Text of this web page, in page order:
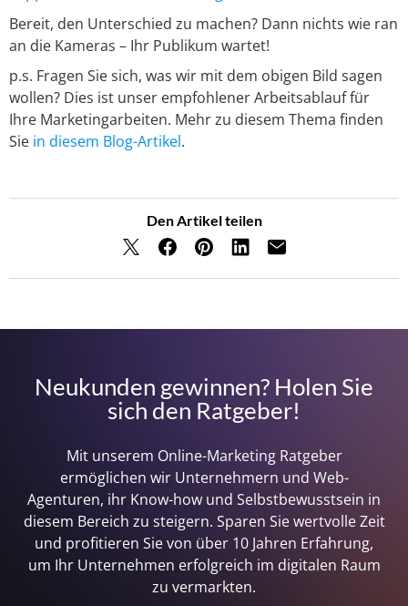
Bereit, den Unterschied zu machen? Dann nichts wie ran
an die Kameras – Ihr Publikum wartet!
p.s. Fragen Sie sich, was wir mit dem obigen Bild sagen
wollen? Dies ist unser empfohlener Arbeitsablauf für
Ihre Marketingarbeiten. Mehr zu diesem Thema finden
Sie in diesem Blog-Artikel.
Den Artikel teilen
Neukunden gewinnen? Holen Sie
sich den Ratgeber!
Mit unserem Online-Marketing Ratgeber
ermöglichen wir Unternehmern und Web-
Agenturen, ihr Know-how und Selbstbewusstsein in
diesem Bereich zu steigern. Sparen Sie wertvolle Zeit
und profitieren Sie von über 10 Jahren Erfahrung,
um Ihr Unternehmen erfolgreich im digitalen Raum
zu vermarkten.